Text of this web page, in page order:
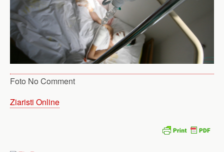
Foto No Comment
Ziaristi Online